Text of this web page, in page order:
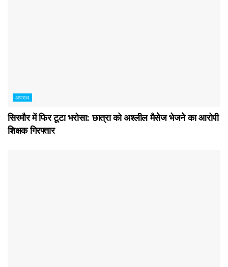
अपराध
सिरमौर में फिर टूटा भरोसा: छात्रा को अश्लील मैसेज भेजने का आरोपी
शिक्षक गिरफ्तार